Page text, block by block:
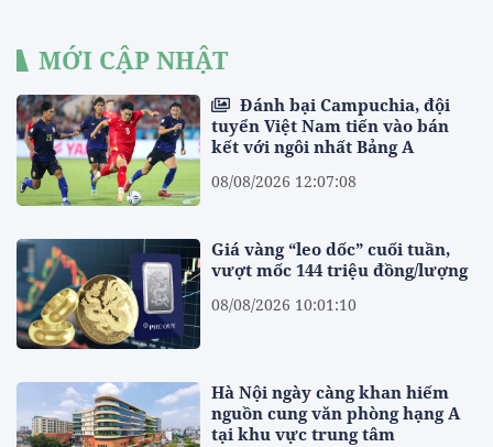
MỚI CẬP NHẬT
Đánh bại Campuchia, đội
tuyển Việt Nam tiến vào bán
kết với ngôi nhất Bảng A
08/08/2026 12:07:08
Giá vàng “leo dốc” cuối tuần,
vượt mốc 144 triệu đồng/lượng
08/08/2026 10:01:10
Hà Nội ngày càng khan hiếm
nguồn cung văn phòng hạng A
tại khu vực trung tâm